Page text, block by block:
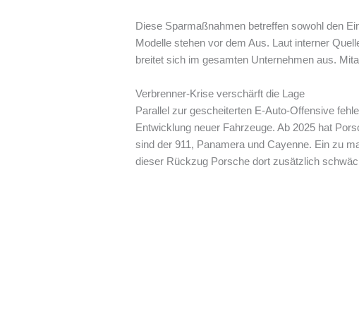
Diese Sparmaßnahmen betreffen sowohl den
Modelle stehen vor dem Aus. Laut interner
breitet sich im gesamten Unternehmen aus.
Verbrenner-Krise verschärft die Lage
Parallel zur gescheiterten E-Auto-Offensive
Entwicklung neuer Fahrzeuge. Ab 2025 hat
sind der 911, Panamera und Cayenne. Ein zu
dieser Rückzug Porsche dort zusätzlich